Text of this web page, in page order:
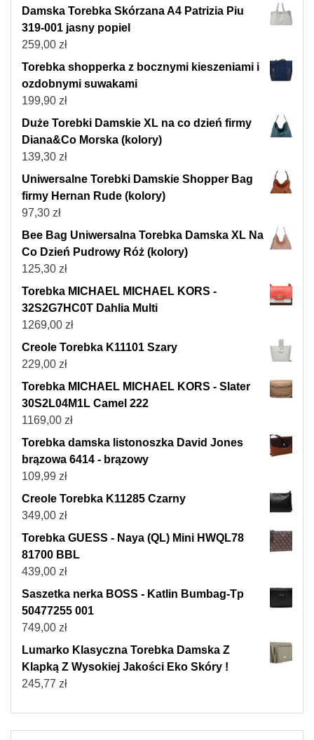
Damska Torebka Skórzana A4 Patrizia Piu
319-001 jasny popiel
259,00 zł
Torebka shopperka z bocznymi kieszeniami i
ozdobnymi suwakami
199,90 zł
Duże Torebki Damskie XL na co dzień firmy
Diana&Co Morska (kolory)
139,30 zł
Uniwersalne Torebki Damskie Shopper Bag
firmy Hernan Rude (kolory)
97,30 zł
Bee Bag Uniwersalna Torebka Damska XL Na
Co Dzień Pudrowy Róż (kolory)
125,30 zł
Torebka MICHAEL MICHAEL KORS -
32S2G7HC0T Dahlia Multi
1269,00 zł
Creole Torebka K11101 Szary
229,00 zł
Torebka MICHAEL MICHAEL KORS - Slater
30S2L04M1L Camel 222
1169,00 zł
Torebka damska listonoszka David Jones
brązowa 6414 - brązowy
109,99 zł
Creole Torebka K11285 Czarny
349,00 zł
Torebka GUESS - Naya (QL) Mini HWQL78
81700 BBL
439,00 zł
Saszetka nerka BOSS - Katlin Bumbag-Tp
50477255 001
749,00 zł
Lumarko Klasyczna Torebka Damska Z
Klapką Z Wysokiej Jakości Eko Skóry !
245,77 zł